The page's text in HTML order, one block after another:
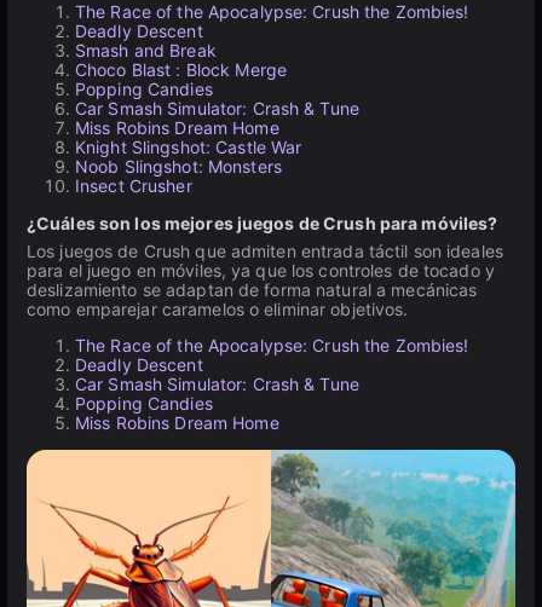
The Race of the Apocalypse: Crush the Zombies!
Deadly Descent
Smash and Break
Choco Blast : Block Merge
Popping Candies
Car Smash Simulator: Crash & Tune
Miss Robins Dream Home
Knight Slingshot: Castle War
Noob Slingshot: Monsters
Insect Crusher
¿Cuáles son los mejores juegos de Crush para móviles?
Los juegos de Crush que admiten entrada táctil son ideales
para el juego en móviles, ya que los controles de tocado y
deslizamiento se adaptan de forma natural a mecánicas
como emparejar caramelos o eliminar objetivos.
The Race of the Apocalypse: Crush the Zombies!
Deadly Descent
Car Smash Simulator: Crash & Tune
Popping Candies
Miss Robins Dream Home